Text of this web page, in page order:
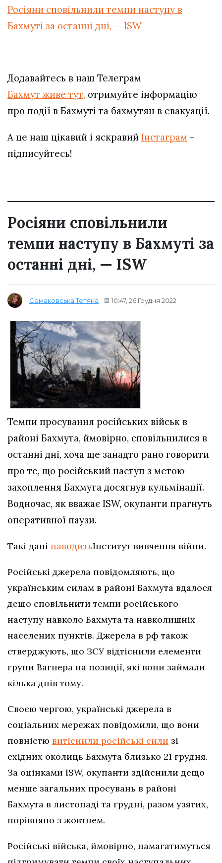
Росіяни сповільнили темпи наступу в
Бахмуті за останні дні, — ISW
Додавайтесь в наш Телеграм
Бахмут живе тут, отримуйте інформацію
про події в Бахмуті та бахмутян в евакуації.
А це наш цікавий і яскравий Інстаграм –
підписуйтесь!
Росіяни сповільнили
темпи наступу в Бахмуті за
останні дні, — ISW
Семаковська Тетяна 10:47, 26 Грудня 2022
Темпи просування російських військ в
районі Бахмута, ймовірно, сповільнилися в
останні дні, хоча ще занадто рано говорити
про те, що російський наступ з метою
захоплення Бахмута досягнув кульмінації.
Водночас, як вважає ISW, окупанти прагнуть
оперативної паузи.
Такі дані наводитьІнститут вивчення війни.
Російські джерела повідомляють, що
українським силам в районі Бахмута вдалося
дещо сповільнити темпи російського
наступу навколо Бахмута та навколишніх
населених пунктів. Джерела в рф також
стверджують, що ЗСУ відтіснили елементи
групи Вагнера на позиції, які вони займали
кілька днів тому.
Своєю чергою, українські джерела в
соціальних мережах повідомили, що вони
повністю витіснили російські сили зі
східних околиць Бахмута близько 21 грудня.
За оцінками ISW, окупанти здійснили дещо
менше загальних просувань в районі
Бахмута в листопаді та грудні, разом узятих,
порівняно з жовтнем.
Російські війська, ймовірно, намагатимуться